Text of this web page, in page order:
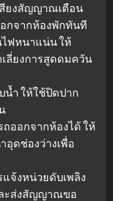
ยงสัญญาณเตือน
กจากห้องพักทันที
ฟหนาแน่น ให้
ลี่ยงการสูดดมควัน
น้ำ ให้ใช้ปิดปาก
ออกจากห้องได้ ให้
ดช่องว่างเพื่อ
แจ้งหน่วยดับเพลิง
ละส่งสัญญาณขอ